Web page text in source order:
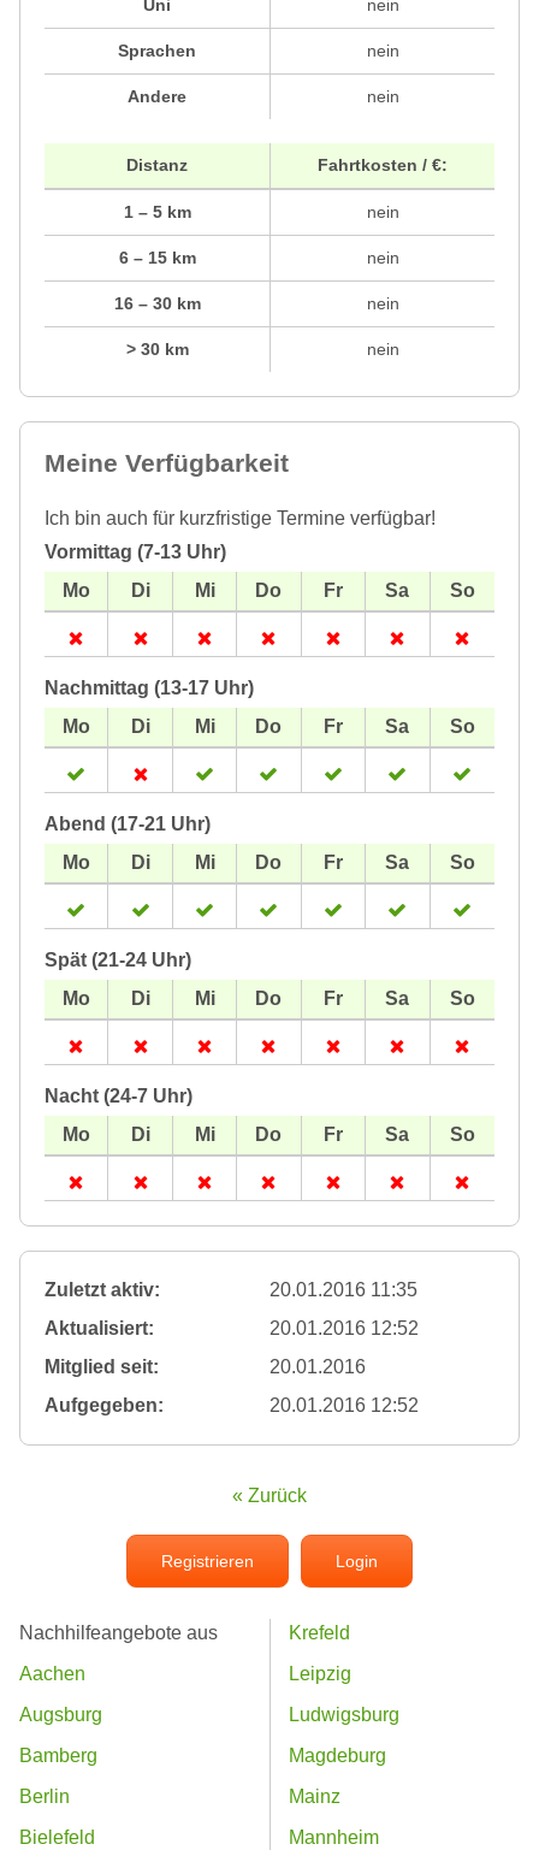
Uni
Sprachen
Andere
nein
nein
nein
Distanz
1 – 5 km
6 – 15 km
16 – 30 km
> 30 km
Fahrtkosten / €:
nein
nein
nein
nein
Meine Verfügbarkeit
Ich bin auch für kurzfristige Termine verfügbar!
Vormittag (7-13 Uhr)
Nachmittag (13-17 Uhr)
Abend (17-21 Uhr)
Spät (21-24 Uhr)
Nacht (24-7 Uhr)
Zuletzt aktiv:
20.01.2016 11:35
Aktualisiert:
20.01.2016 12:52
Mitglied seit:
20.01.2016
Aufgegeben:
20.01.2016 12:52
« Zurück
Registrieren Login
Nachhilfeangebote aus
Aachen
Augsburg
Bamberg
Berlin
Bielefeld
Krefeld
Leipzig
Ludwigsburg
Magdeburg
Mainz
Mannheim